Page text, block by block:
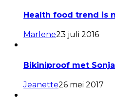
Health food trend is
Marlene23 juli 2016
Bikiniproof met
Jeanette26 mei 2017